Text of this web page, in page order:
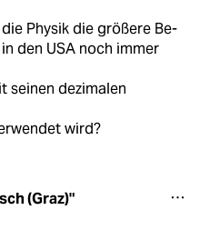
Physik die größere Be-
den USA noch immer
seinen dezimalen
wird?
(Graz)"